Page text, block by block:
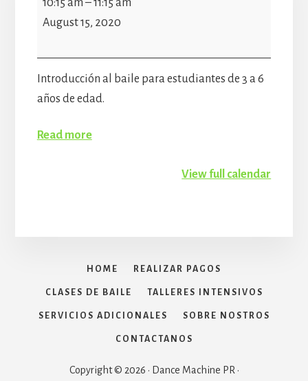
BALLET
10:00am
10:15 am –11:15 am
August 15, 2020
Introducción al baile para estudiantes de 3 a 6
años de edad.
Read more
View full calendar
HOME REALIZAR PAGOS
CLASES DE BAILE TALLERES INTENSIVOS
SERVICIOS ADICIONALES SOBRE NOSTROS
CONTACTANOS
Copyright © 2026 · Dance Machine PR ·